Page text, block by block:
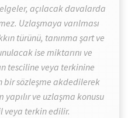
açılacak davalarda
Uzlaşmaya varılması
türünü, tanınma şart ve
ise miktarını ve
tesciline veya terkinine
sözleşme akdedilerek
yapılır ve uzlaşma konusu
veya terkin edilir.